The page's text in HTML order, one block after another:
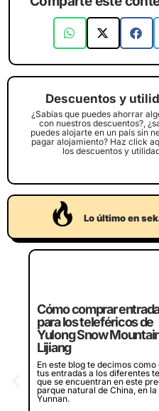
Descuentos y
¿Sabías que puedes ahorrar
con nuestros descuentos?,
puedes alojarte en un país sin
pagar alojamiento? Haz click
los descuentos y
Lo último en
Cómo comprar
para los teleféricos de
Yulong Snow
Lijiang
En este blog te decimos
tus entradas a los diferentes
que se encuentran en este
parque natural de China, en
Yunnan.